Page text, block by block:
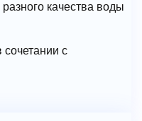
качества воды
с